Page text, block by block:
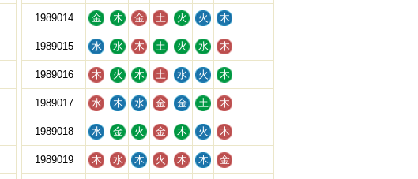
1989014 金 木 金 土 火 火 木
1989015 水 水 木 土 火 水 木
1989016 木 火 木 土 水 火 木
1989017 水 木 水 金 金 土 木
1989018 水 金 火 金 木 火 木
1989019 木 水 木 火 木 木 金